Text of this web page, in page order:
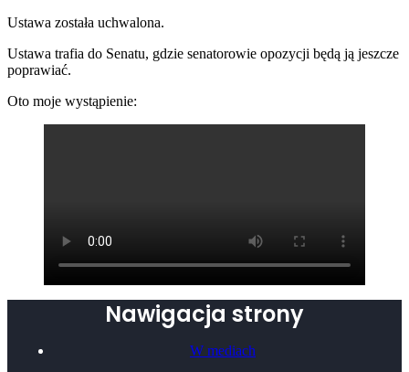
Ustawa została uchwalona.
Ustawa trafia do Senatu, gdzie senatorowie opozycji będą ją jeszcze
poprawiać.
Oto moje wystąpienie:
Nawigacja strony
W mediach